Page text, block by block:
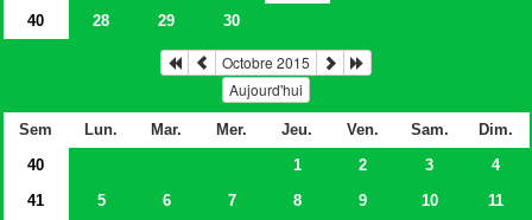
40
28 29 30
Octobre 2015
Aujourd'hui
Sem Lun. Mar. Mer. Jeu. Ven. Sam.
Dim.
40
1 2 3
4
41
5 6 7 8 9 10
11